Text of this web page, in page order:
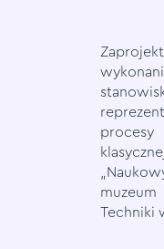
procesy
muzeum
Techniki